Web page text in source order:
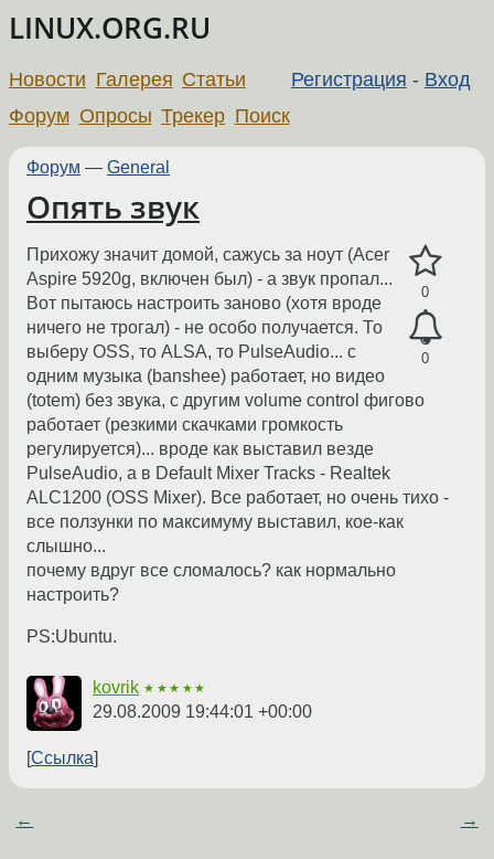
LINUX.ORG.RU
Регистрация - Вход
Новости Галерея Статьи
Форум Опросы Трекер Поиск
Форум — General
Опять звук
0
0
Прихожу значит домой, сажусь за ноут (Acer
Aspire 5920g, включен был) - а звук пропал...
Вот пытаюсь настроить заново (хотя вроде
ничего не трогал) - не особо получается. То
выберу OSS, то ALSA, то PulseAudio... с
одним музыка (banshee) работает, но видео
(totem) без звука, с другим volume control фигово
работает (резкими скачками громкость
регулируется)... вроде как выставил везде
PulseAudio, а в Default Mixer Tracks - Realtek
ALC1200 (OSS Mixer). Все работает, но очень тихо -
все ползунки по максимуму выставил, кое-как
слышно...
почему вдруг все сломалось? как нормально
настроить?
PS:Ubuntu.
kovrik ★★★★★
29.08.2009 19:44:01 +00:00
Ссылка
← →